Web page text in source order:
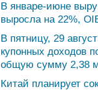
В январе-июне
выросла на 22%,
В пятницу, 29
купонных доходов
общую сумму 2,38
Китай планирует